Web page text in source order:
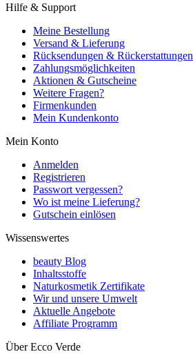
Hilfe & Support
Meine Bestellung
Versand & Lieferung
Rücksendungen & Rückerstattungen
Zahlungsmöglichkeiten
Aktionen & Gutscheine
Weitere Fragen?
Firmenkunden
Mein Kundenkonto
Mein Konto
Anmelden
Registrieren
Passwort vergessen?
Wo ist meine Lieferung?
Gutschein einlösen
Wissenswertes
beauty Blog
Inhaltsstoffe
Naturkosmetik Zertifikate
Wir und unsere Umwelt
Aktuelle Angebote
Affiliate Programm
Über Ecco Verde